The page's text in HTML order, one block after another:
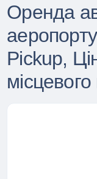
Оренда
Pickup,
місцевого